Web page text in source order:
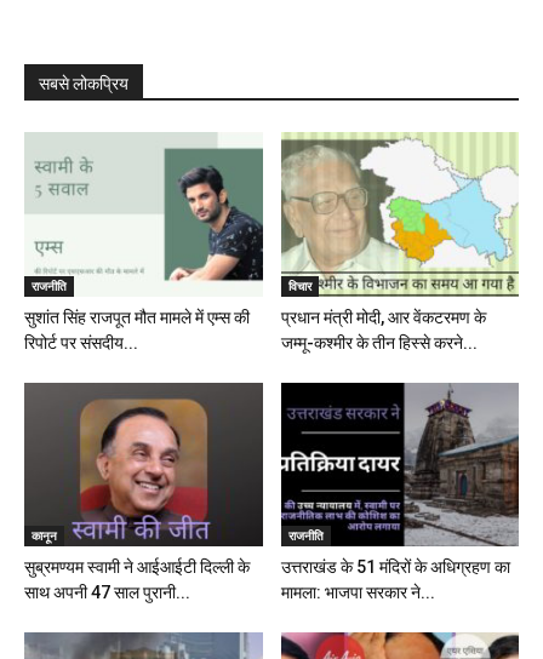
सबसे लोकप्रिय
राजनीति
सुशांत सिंह राजपूत मौत मामले में एम्स की
रिपोर्ट पर संसदीय...
विचार
प्रधान मंत्री मोदी, आर वेंकटरमण के
जम्मू-कश्मीर के तीन हिस्से करने...
कानून
सुब्रमण्यम स्वामी ने आईआईटी दिल्ली के
साथ अपनी 47 साल पुरानी...
राजनीति
उत्तराखंड के 51 मंदिरों के अधिग्रहण का
मामला: भाजपा सरकार ने...